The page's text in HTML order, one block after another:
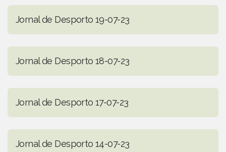
Jornal de Desporto 19-07-23
Jornal de Desporto 18-07-23
Jornal de Desporto 17-07-23
Jornal de Desporto 14-07-23